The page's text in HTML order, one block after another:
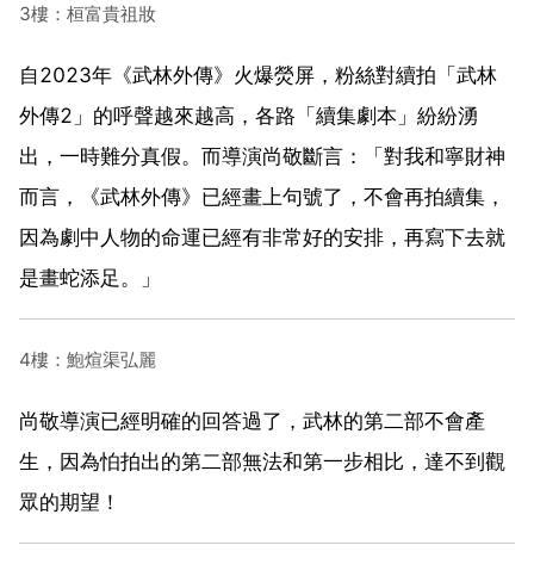
3樓：桓富貴祖妝
自2023年《武林外傳》火爆熒屏，粉絲對續拍「武林
外傳2」的呼聲越來越高，各路「續集劇本」紛紛湧
出，一時難分真假。而導演尚敬斷言：「對我和寧財神
而言，《武林外傳》已經畫上句號了，不會再拍續集，
因為劇中人物的命運已經有非常好的安排，再寫下去就
是畫蛇添足。」
4樓：鮑煊渠弘麗
尚敬導演已經明確的回答過了，武林的第二部不會產
生，因為怕拍出的第二部無法和第一步相比，達不到觀
眾的期望！